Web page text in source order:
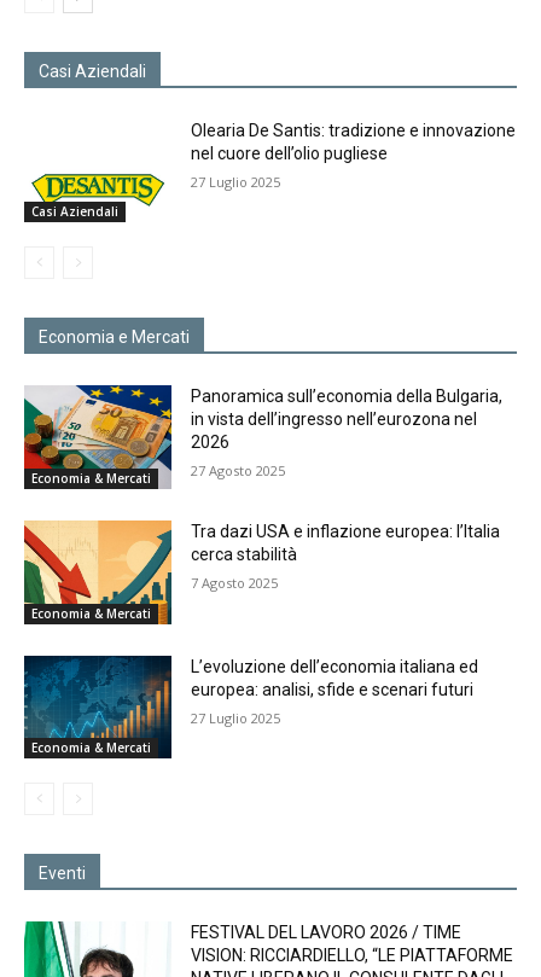
Casi Aziendali
Casi Aziendali
Olearia De Santis: tradizione e innovazione
nel cuore dell’olio pugliese
27 Luglio 2025
Economia e Mercati
Economia & Mercati
Panoramica sull’economia della Bulgaria,
in vista dell’ingresso nell’eurozona nel
2026
27 Agosto 2025
Economia & Mercati
Tra dazi USA e inflazione europea: l’Italia
cerca stabilità
7 Agosto 2025
Economia & Mercati
L’evoluzione dell’economia italiana ed
europea: analisi, sfide e scenari futuri
27 Luglio 2025
Eventi
FESTIVAL DEL LAVORO 2026 / TIME
VISION: RICCIARDIELLO, “LE PIATTAFORME